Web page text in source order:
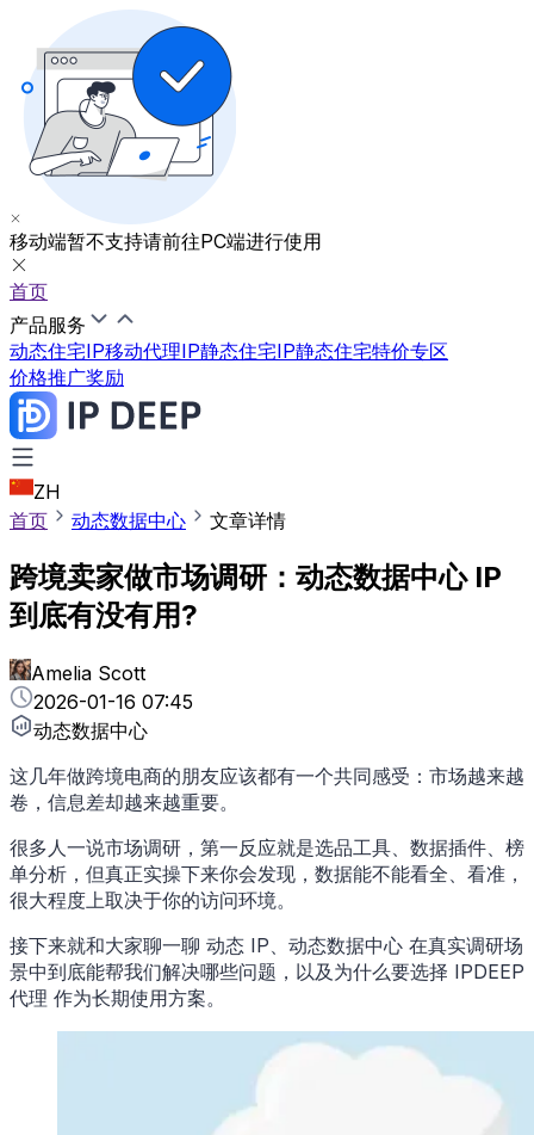
移动端暂不支持请前往PC端进行使用
首页
产品服务
动态住宅IP移动代理IP静态住宅IP静态住宅特价专区
价格推广奖励
ZH
首页
动态数据中心 文章详情
跨境卖家做市场调研：动态数据中心 IP
到底有没有用?
Amelia Scott
2026-01-16 07:45
动态数据中心
这几年做跨境电商的朋友应该都有一个共同感受：市场越来越
卷，信息差却越来越重要。
很多人一说市场调研，第一反应就是选品工具、数据插件、榜
单分析，但真正实操下来你会发现，数据能不能看全、看准，
很大程度上取决于你的访问环境。
接下来就和大家聊一聊 动态 IP、动态数据中心 在真实调研场
景中到底能帮我们解决哪些问题，以及为什么要选择 IPDEEP
代理 作为长期使用方案。